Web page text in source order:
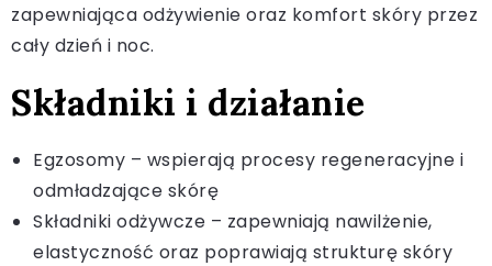
zapewniająca odżywienie oraz komfort skóry przez
cały dzień i noc.
Składniki i działanie
Egzosomy – wspierają procesy regeneracyjne i
odmładzające skórę
Składniki odżywcze – zapewniają nawilżenie,
elastyczność oraz poprawiają strukturę skóry